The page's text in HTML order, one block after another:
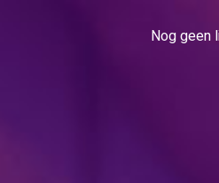
Nog geen